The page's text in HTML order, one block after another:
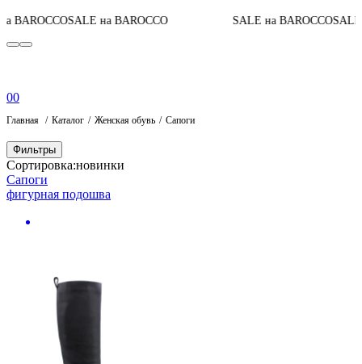
BAROCCOSALE на BAROCCO SALE на BAROCCOSALE
00
Главная Каталог Женская обувь Сапоги
Фильтры
Сортировка:новинки
Сапоги
фигурная подошва